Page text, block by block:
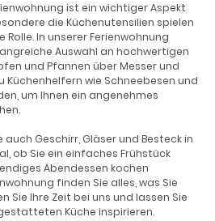
ist ein wichtiger Aspekt
die Küchenutensilien spielen
In unserer Ferienwohnung
Auswahl an hochwertigen
und Pfannen über Messer und
Küchenhelfern wie Schneebesen und
um Ihnen ein angenehmes
Geschirr, Gläser und Besteck in
ob Sie ein einfaches Frühstück
Abendessen kochen
finden Sie alles, was Sie
Sie Ihre Zeit bei uns und lassen Sie
Küche inspirieren.